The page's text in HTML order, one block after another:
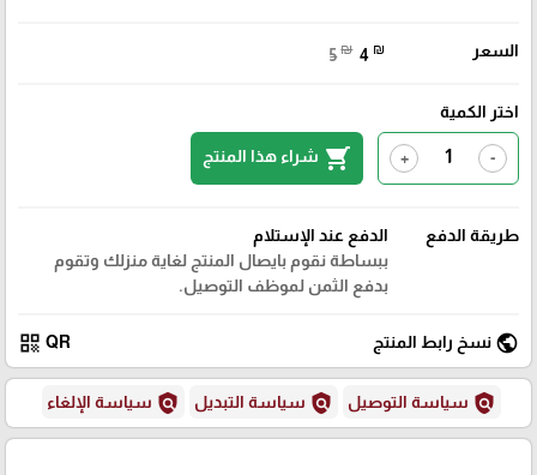
السعر 5 ₪ 4 ₪
اختر الكمية
-
+
shopping_cart شراء هذا المنتج
طريقة الدفع
الدفع عند الإستلام
ببساطة نقوم بايصال المنتج لغاية منزلك وتقوم
بدفع الثمن لموظف التوصيل.
public نسخ رابط المنتج QR
qr_code
policy سياسة التوصيل policy سياسة التبديل policy سياسة الإلغاء